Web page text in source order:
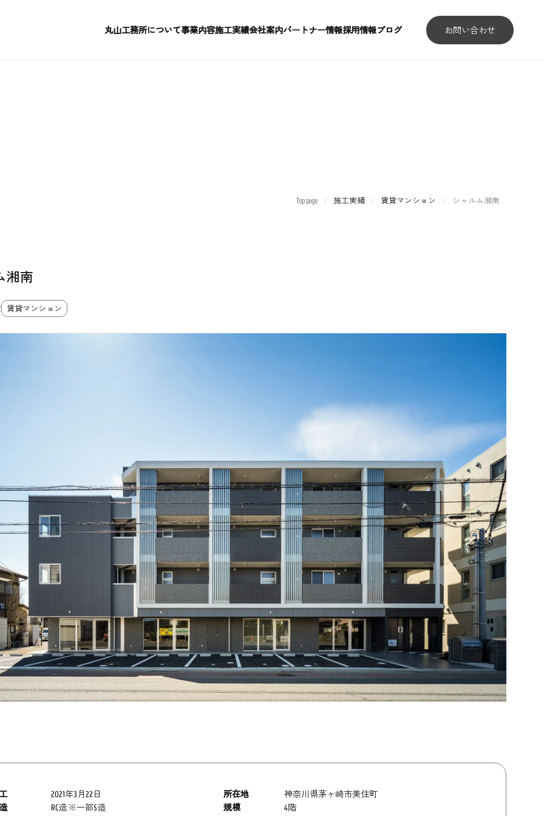
丸山工務所について事業内容施工実績会社案内パートナー情報採用情報ブログ
お問い合わせ
Top page 施工実績 賃貸マンション シャルム湘南
湘南
賃貸マンション
2021年3月22日 所在地
神奈川県茅ヶ崎市美住町
RC造 ※一部S造 規模
4階